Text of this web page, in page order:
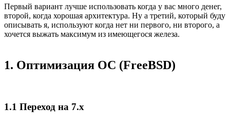
Первый вариант лучше использовать когда у вас много денег,
второй, когда хорошая архитектура. Ну а третий, который буду
описывать я, используют когда нет ни первого, ни второго, а
хочется выжать максимум из имеющегося железа.
1. Оптимизация ОС (FreeBSD)
1.1 Переход на 7.х